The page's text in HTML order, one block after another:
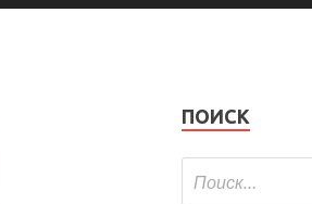
ПОИСК